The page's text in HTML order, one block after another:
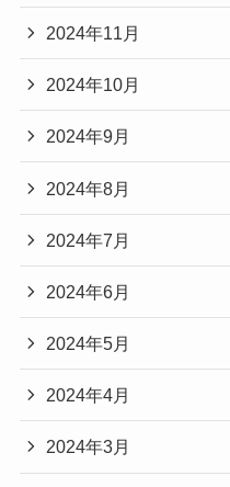
2024年11月
2024年10月
2024年9月
2024年8月
2024年7月
2024年6月
2024年5月
2024年4月
2024年3月